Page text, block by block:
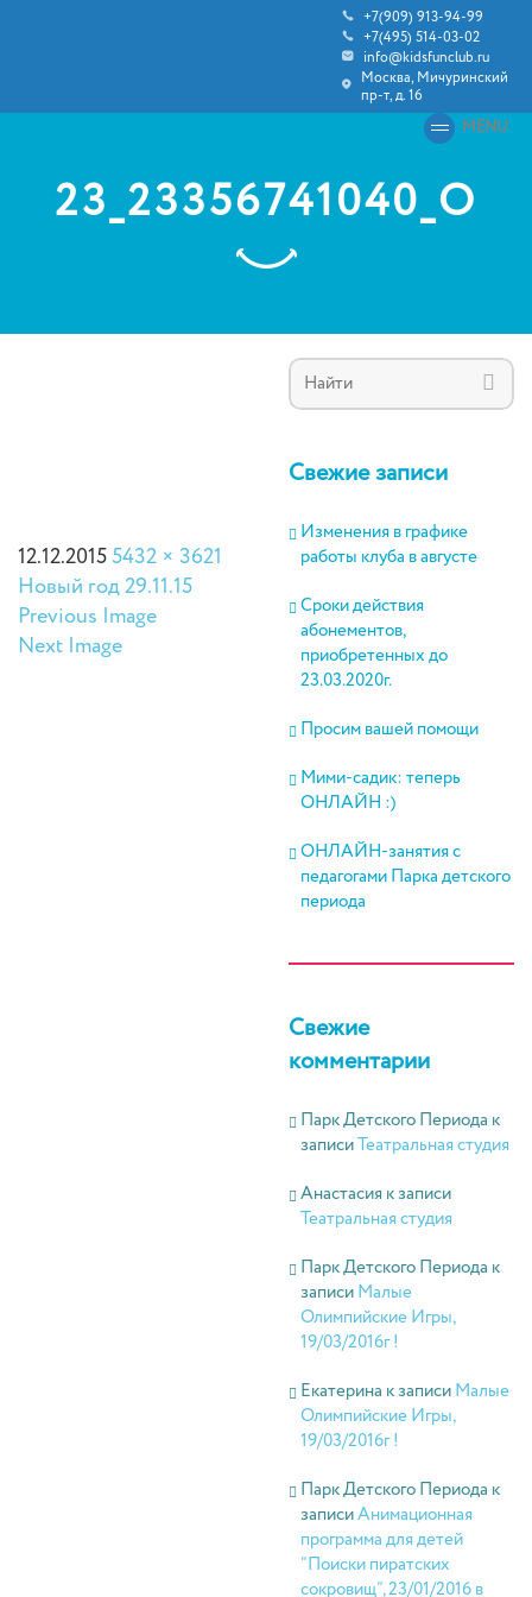
+7(909) 913-94-99
+7(495) 514-03-02
info@kidsfunclub.ru
Москва, Мичуринский
пр-т, д. 16
MENU
23_23356741040_O
12.12.20155432 × 3621
Новый год 29.11.15
Previous Image
Next Image
Свежие записи
Изменения в графике
работы клуба в августе
Сроки действия
абонементов,
приобретенных до
23.03.2020г.
Просим вашей помощи
Мими-садик: теперь
ОНЛАЙН :)
ОНЛАЙН-занятия с
педагогами Парка детского
периода
Свежие
комментарии
Парк Детского Периода к
записиТеатральная студия
Анастасияк записи
Театральная студия
Парк Детского Периода к
записиМалые
Олимпийские Игры,
19/03/2016г !
Екатерина к записиМалые
Олимпийские Игры,
19/03/2016г !
Парк Детского Периода к
записиАнимационная
программа для детей
“Поиски пиратских
сокровищ”, 23/01/2016 в